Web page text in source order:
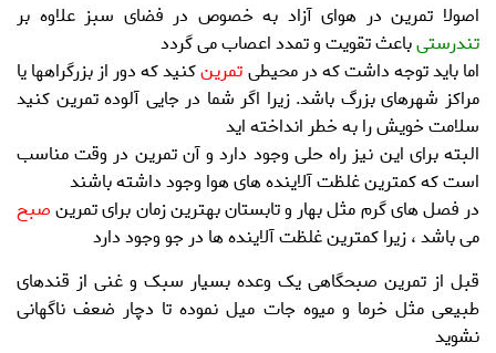
a
t
o
n
اصولا تمرین در هوای آزاد به خصوص در فضای سبز علاوه بر
تندرستیباعث تقویت و تمدد اعصاب می گردد
اما باید توجه داشت که در محیطیتمرینکنید که دور از بزرگراهها یا
مراکز شهرهای بزرگ باشد. زیرا اگر شما در جایی آلوده تمرین کنید
سلامت خویش را به خطر انداخته اید
البته برای این نیز راه حلی وجود دارد و آن تمرین در وقت مناسب
است که کمترین غلظت آلاینده های هوا وجود داشته باشند
در فصل های گرم مثل بهار و تابستان بهترین زمان برای تمرینصبح
می باشد ، زیرا کمترین غلظت آلاینده ها در جو وجود دارد
قبل از تمرین صبحگاهی یک وعده بسیار سبک و غنی از قندهای
طبیعی مثل خرما و میوه جات میل نموده تا دچار ضعف ناگهانی
نشوید